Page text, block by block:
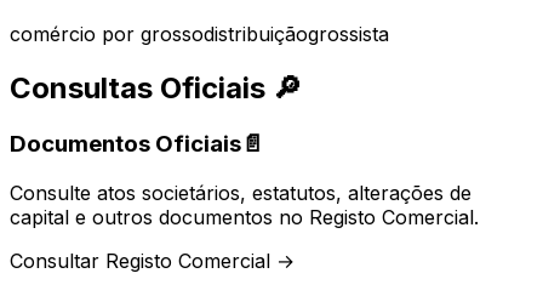
comércio por grossodistribuiçãogrossista
Consultas Oficiais 🔎
Documentos Oficiais📄
Consulte atos societários, estatutos, alterações de
capital e outros documentos no Registo Comercial.
Consultar Registo Comercial →